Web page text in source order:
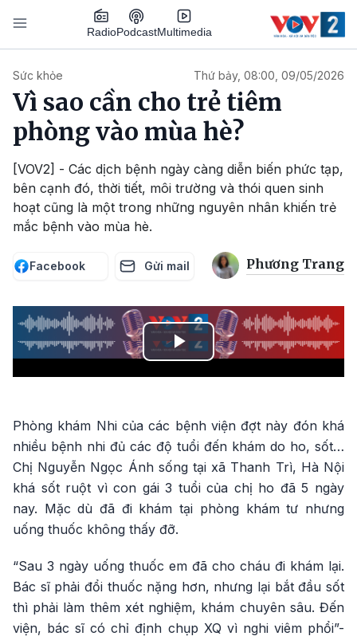
Nhảy đến nội dung
RadioPodcastMultimedia
Sức khỏe Thứ bảy, 08:00, 09/05/2026
Vì sao cần cho trẻ tiêm
phòng vào mùa hè?
[VOV2] - Các dịch bệnh ngày càng diễn biến phức tạp,
bên cạnh đó, thời tiết, môi trường và thói quen sinh
hoạt cũng là một trong những nguyên nhân khiến trẻ
mắc bệnh vào mùa hè.
Facebook Gửi mail Phương Trang
Play
Phòng khám Nhi của các bệnh viện đợt này đón khá
nhiều bệnh nhi đủ các độ tuổi đến khám do ho, sốt…
Chị Nguyễn Ngọc Ánh sống tại xã Thanh Trì, Hà Nội
khá sốt ruột vì con gái 3 tuổi của chị ho đã 5 ngày
nay. Mặc dù đã đi khám tại phòng khám tư nhưng
uống thuốc không thấy đỡ.
“Sau 3 ngày uống thuốc em đã cho cháu đi khám lại.
Bác sĩ phải đổi thuốc nặng hơn, nhưng lại bắt đầu sốt
thì phải làm thêm xét nghiệm, khám chuyên sâu. Đến
viện, bác sĩ có chỉ định chụp XQ vì nghi viêm phổi”-